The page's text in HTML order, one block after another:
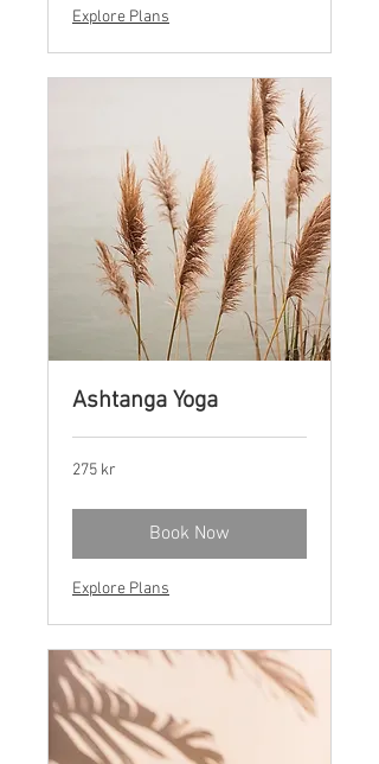
Explore Plans
Ashtanga Yoga
275
norske
275 kr
Book Now
Explore Plans